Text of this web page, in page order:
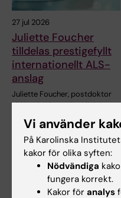
27 jul 2026
Juliette Foucher
tilldelas prestigefyllt
internationellt ALS-
anslag
Juliette Foucher, postdoktor
vid institutionen för klinisk
neurovetenskap…
Vi använder
På Karolinska
kakor för olika syften:
Nödvändiga
fungera korrekt.
Kakor för analys